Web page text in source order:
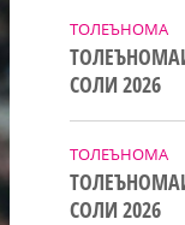
ТОЛЕЪНОМА
СОЛИ 2026
ТОЛЕЪНОМА
СОЛИ 2026